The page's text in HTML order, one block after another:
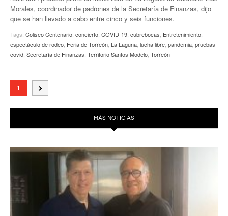
Morales, coordinador de padrones de la Secretaría de Finanzas, dijo
que se han llevado a cabo entre cinco y seis funciones.
Tags: Coliseo Centenario, concierto, COVID-19, cubrebocas, Entretenimiento,
espectáculo de rodeo, Feria de Torreón, La Laguna, lucha libre, pandemia, pruebas
covid, Secretaría de Finanzas, Territorio Santos Modelo, Torreón
1
MÁS NOTICIAS